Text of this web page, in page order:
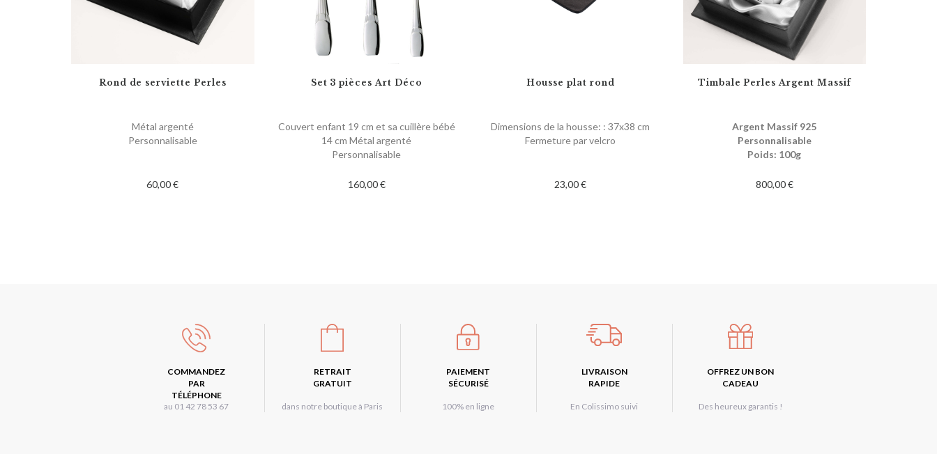
Rond de serviette Perles
Métal argenté
Personnalisable
60,00 €
Set 3 pièces Art Déco
Couvert enfant 19 cm et sa cuillère bébé
14 cm Métal argenté
Personnalisable
160,00 €
Housse plat rond
Dimensions de la housse: : 37x38 cm
Fermeture par velcro
23,00 €
Timbale Perles Argent Massif
Argent Massif 925
Personnalisable
Poids: 100g
800,00 €
COMMANDEZ
PAR
TÉLÉPHONE
au 01 42 78 53 67
RETRAIT
GRATUIT
dans notre boutique à Paris
PAIEMENT
SÉCURISÉ
100% en ligne
LIVRAISON
RAPIDE
En Colissimo suivi
OFFREZ UN BON
CADEAU
Des heureux garantis !